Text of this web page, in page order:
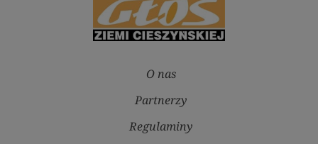
O nas
Partnerzy
Regulaminy